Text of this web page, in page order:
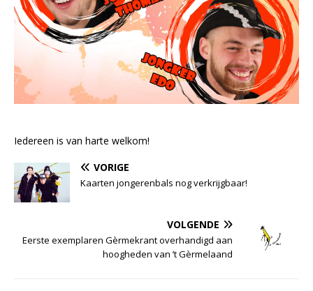
Iedereen is van harte welkom!
VORIGE
Kaarten jongerenbals nog verkrijgbaar!
VOLGENDE
Eerste exemplaren Gèrmekrant overhandigd aan
hoogheden van ’t Gèrmelaand